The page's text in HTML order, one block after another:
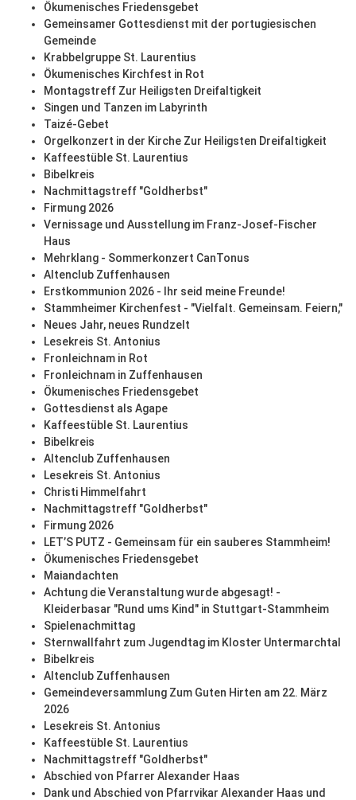
Ökumenisches Friedensgebet
Gemeinsamer Gottesdienst mit der portugiesischen
Gemeinde
Krabbelgruppe St. Laurentius
Ökumenisches Kirchfest in Rot
Montagstreff Zur Heiligsten Dreifaltigkeit
Singen und Tanzen im Labyrinth
Taizé-Gebet
Orgelkonzert in der Kirche Zur Heiligsten Dreifaltigkeit
Kaffeestüble St. Laurentius
Bibelkreis
Nachmittagstreff "Goldherbst"
Firmung 2026
Vernissage und Ausstellung im Franz-Josef-Fischer
Haus
Mehrklang - Sommerkonzert CanTonus
Altenclub Zuffenhausen
Erstkommunion 2026 - Ihr seid meine Freunde!
Stammheimer Kirchenfest - "Vielfalt. Gemeinsam. Feiern,"
Neues Jahr, neues Rundzelt
Lesekreis St. Antonius
Fronleichnam in Rot
Fronleichnam in Zuffenhausen
Ökumenisches Friedensgebet
Gottesdienst als Agape
Kaffeestüble St. Laurentius
Bibelkreis
Altenclub Zuffenhausen
Lesekreis St. Antonius
Christi Himmelfahrt
Nachmittagstreff "Goldherbst"
Firmung 2026
LET’S PUTZ - Gemeinsam für ein sauberes Stammheim!
Ökumenisches Friedensgebet
Maiandachten
Achtung die Veranstaltung wurde abgesagt! -
Kleiderbasar "Rund ums Kind" in Stuttgart-Stammheim
Spielenachmittag
Sternwallfahrt zum Jugendtag im Kloster Untermarchtal
Bibelkreis
Altenclub Zuffenhausen
Gemeindeversammlung Zum Guten Hirten am 22. März
2026
Lesekreis St. Antonius
Kaffeestüble St. Laurentius
Nachmittagstreff "Goldherbst"
Abschied von Pfarrer Alexander Haas
Dank und Abschied von Pfarrvikar Alexander Haas und